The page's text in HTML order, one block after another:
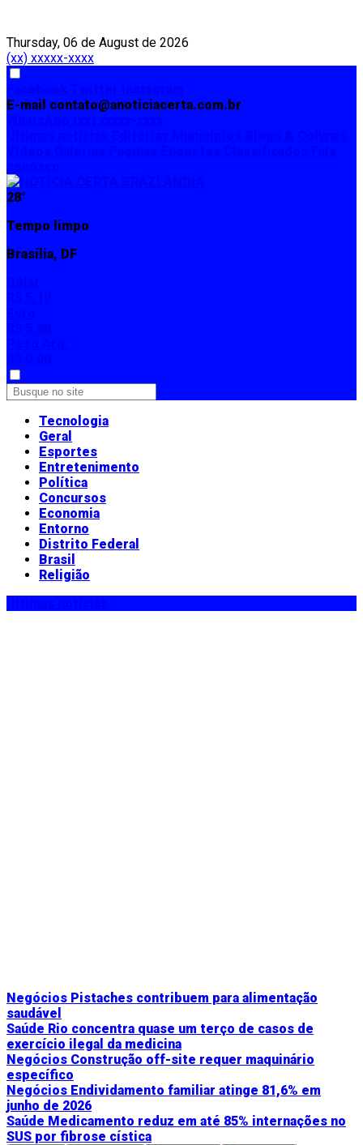
Thursday, 06 de August de 2026
(xx) xxxxx-xxxx
E-mail contato@anoticiacerta.com.br
28°
Tempo limpo
Brasília, DF
Tecnologia
Geral
Esportes
Entretenimento
Política
Concursos
Economia
Entorno
Distrito Federal
Brasil
Religião
Negócios Pistaches contribuem para alimentação
saudável
Saúde Rio concentra quase um terço de casos de
exercício ilegal da medicina
Negócios Construção off-site requer maquinário
específico
Negócios Endividamento familiar atinge 81,6% em
junho de 2026
Saúde Medicamento reduz em até 85% internações no
SUS por fibrose cística